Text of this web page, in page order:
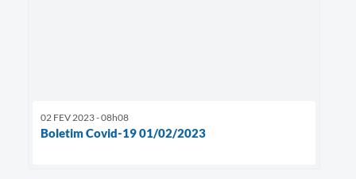
02 FEV 2023 - 08h08
Boletim Covid-19 01/02/2023